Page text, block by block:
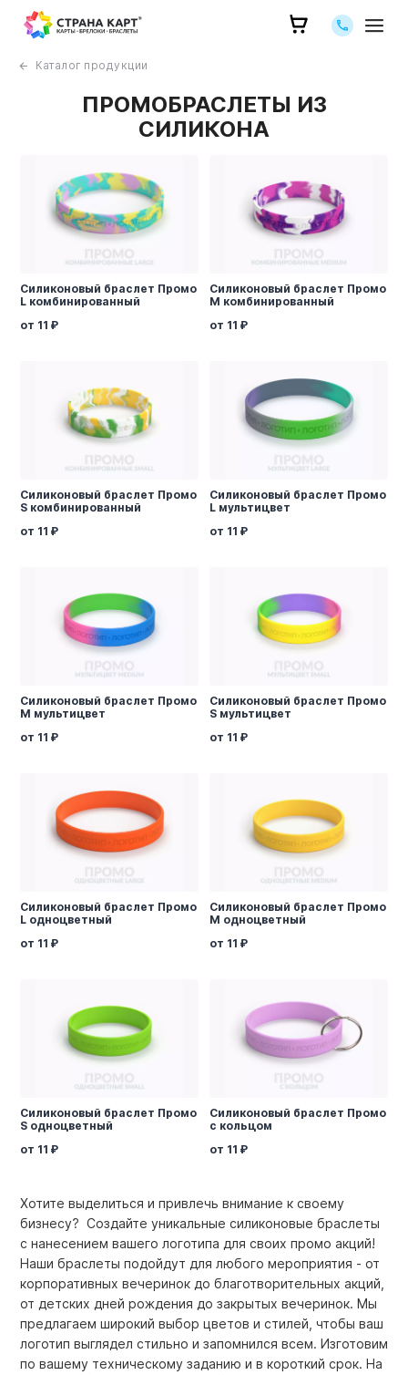
Позвоните
Каталог продукции
ПРОМОБРАСЛЕТЫ ИЗ
СИЛИКОНА
Силиконовый браслет Промо
L комбинированный
от 11
Силиконовый браслет Промо
M комбинированный
от 11
Силиконовый браслет Промо
S комбинированный
от 11
Силиконовый браслет Промо
L мультицвет
от 11
Силиконовый браслет Промо
M мультицвет
от 11
Силиконовый браслет Промо
S мультицвет
от 11
Силиконовый браслет Промо
L одноцветный
от 11
Силиконовый браслет Промо
M одноцветный
от 11
Силиконовый браслет Промо
S одноцветный
от 11
Силиконовый браслет Промо
с кольцом
от 11
Хотите выделиться и привлечь внимание к своему
бизнесу? Создайте уникальные силиконовые браслеты
с нанесением вашего логотипа для своих промо акций!
Наши браслеты подойдут для любого мероприятия - от
корпоративных вечеринок до благотворительных акций,
от детских дней рождения до закрытых вечеринок. Мы
предлагаем широкий выбор цветов и стилей, чтобы ваш
логотип выглядел стильно и запомнился всем. Изготовим
по вашему техническому заданию и в короткий срок. На